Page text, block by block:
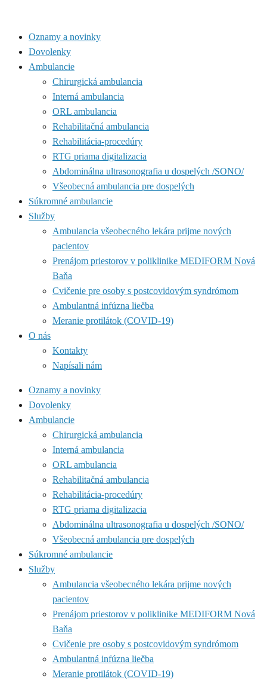
Oznamy a novinky
Dovolenky
Ambulancie
Chirurgická ambulancia
Interná ambulancia
ORL ambulancia
Rehabilitačná ambulancia
Rehabilitácia-procedúry
RTG priama digitalizacia
Abdominálna ultrasonografia u dospelých /SONO/
Všeobecná ambulancia pre dospelých
Súkromné ambulancie
Služby
Ambulancia všeobecného lekára prijme nových
pacientov
Prenájom priestorov v poliklinike MEDIFORM Nová
Baňa
Cvičenie pre osoby s postcovidovým syndrómom
Ambulantná infúzna liečba
Meranie protilátok (COVID-19)
O nás
Kontakty
Napísali nám
Oznamy a novinky
Dovolenky
Ambulancie
Chirurgická ambulancia
Interná ambulancia
ORL ambulancia
Rehabilitačná ambulancia
Rehabilitácia-procedúry
RTG priama digitalizacia
Abdominálna ultrasonografia u dospelých /SONO/
Všeobecná ambulancia pre dospelých
Súkromné ambulancie
Služby
Ambulancia všeobecného lekára prijme nových
pacientov
Prenájom priestorov v poliklinike MEDIFORM Nová
Baňa
Cvičenie pre osoby s postcovidovým syndrómom
Ambulantná infúzna liečba
Meranie protilátok (COVID-19)